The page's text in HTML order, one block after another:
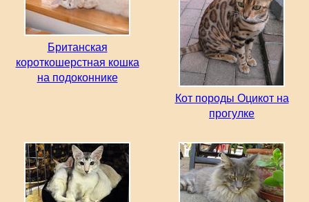
Британская
короткошерстная кошка
на подоконнике
Кот породы Оцикот на
прогулке